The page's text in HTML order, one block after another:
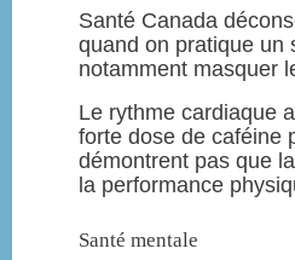
Santé Canada
quand on pratique un
notamment masquer
Le rythme cardiaque
forte dose de caféine
démontrent pas que
la performance
Santé mentale